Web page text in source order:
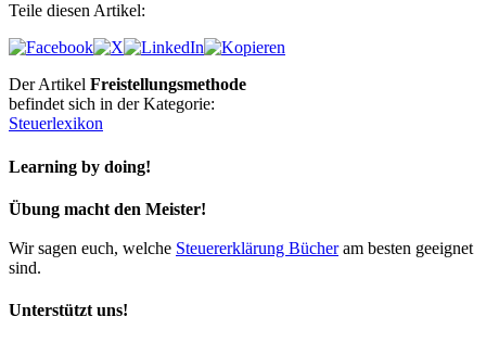
Teile diesen Artikel:
Der Artikel Freistellungsmethode
befindet sich in der Kategorie:
Steuerlexikon
Learning by doing!
Übung macht den Meister!
Wir sagen euch, welche Steuererklärung Bücheram besten geeignet
sind.
Unterstützt uns!